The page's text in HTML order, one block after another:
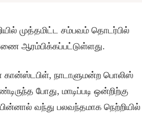
முத்தமிட்ட சம்பவம் தொடர்பில்
ஆரம்பிக்கப்பட்டுள்ளது.
கான்ஸ்டபிள், நாடாளுமன்ற பொலிஸ்
போது, ​​மாடிப்படி ஒன்றிற்கு
வந்து பலவந்தமாக நெற்றியில்